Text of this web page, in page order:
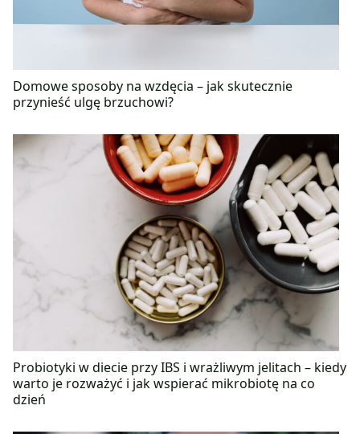
Domowe sposoby na wzdęcia – jak skutecznie
przynieść ulgę brzuchowi?
Probiotyki w diecie przy IBS i wrażliwym jelitach – kiedy
warto je rozważyć i jak wspierać mikrobiotę na co
dzień